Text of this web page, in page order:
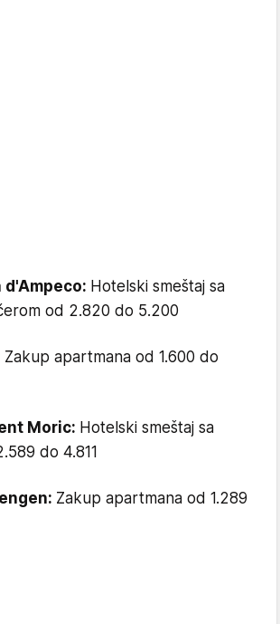
d'Ampeco: Hotelski smeštaj sa
od 2.820 do 5.200
Zakup apartmana od 1.600 do
Moric: Hotelski smeštaj sa
do 4.811
Zakup apartmana od 1.289